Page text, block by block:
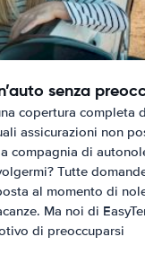
senza
copertura completa
assicurazioni non
compagnia di
Tutte
al momento di
Ma noi di
di preoccuparsi